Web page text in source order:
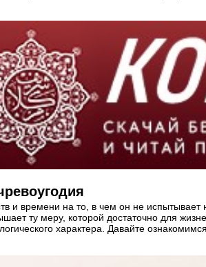
и времени на то, в чем он не
ту меру, которой достаточно для
характера. Давайте